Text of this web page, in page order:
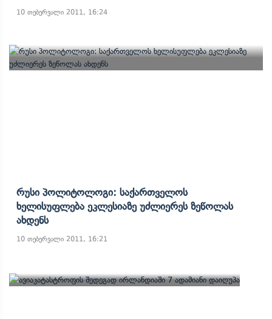
10 თებერვალი 2011, 16:24
Რუსი Პოლიტოლოგი: Საქართველოს
Ხელისუფლება Ეკლესიაზე Უძლიერეს Ზეწოლას
Ახდენს
10 თებერვალი 2011, 16:21